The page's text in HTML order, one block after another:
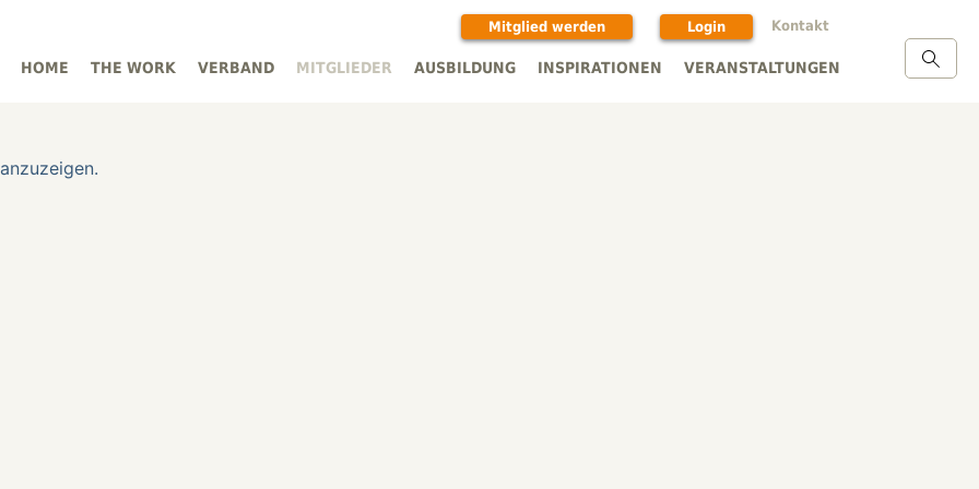
Mitglied werden Login Kontakt
HOME THE WORK VERBAND MITGLIEDER AUSBILDUNG INSPIRATIONEN VERANSTALTUNGEN